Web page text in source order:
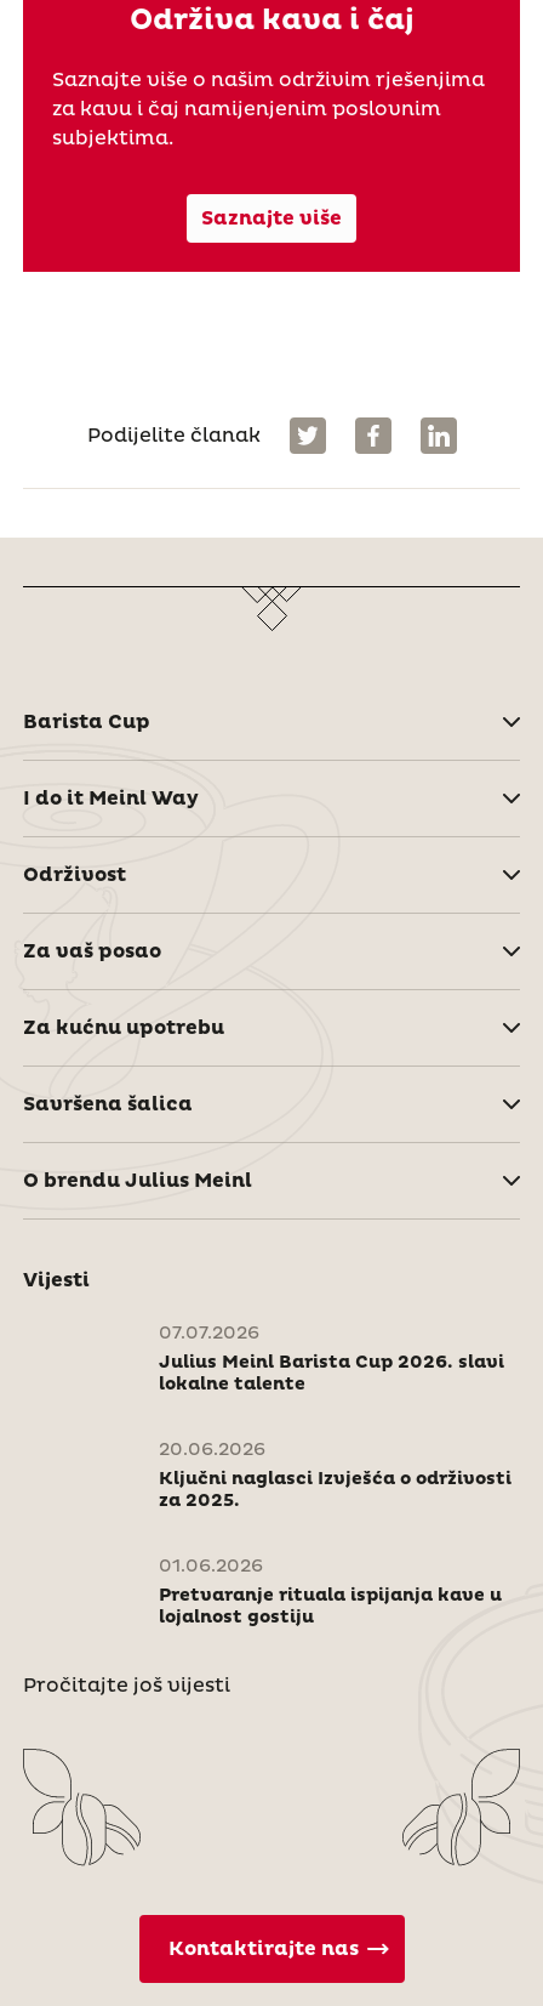
Održiva kava i čaj
Saznajte više o našim održivim rješenjima
za kavu i čaj namijenjenim poslovnim
subjektima.
Saznajte više
Podijelite članak
Barista Cup
I do it Meinl Way
Održivost
Za vaš posao
Za kućnu upotrebu
Savršena šalica
O brendu Julius Meinl
Vijesti
07.07.2026
Julius Meinl Barista Cup 2026. slavi
lokalne talente
20.06.2026
Ključni naglasci Izvješća o održivosti
za 2025.
01.06.2026
Pretvaranje rituala ispijanja kave u
lojalnost gostiju
Pročitajte još vijesti
Kontaktirajte nas